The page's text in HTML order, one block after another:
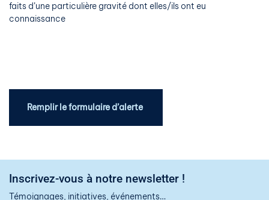
faits d’une particulière gravité dont elles/ils ont eu
connaissance
Remplir le formulaire d’alerte
Inscrivez-vous à notre newsletter !
Témoignages, initiatives, événements…